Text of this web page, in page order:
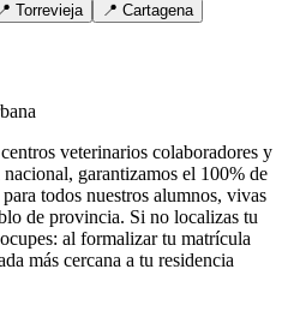
Torrevieja 📍 Cartagena
veterinarios colaboradores y
garantizamos el 100% de
todos nuestros alumnos, vivas
de provincia. Si no localizas tu
al formalizar tu matrícula
más cercana a tu residencia